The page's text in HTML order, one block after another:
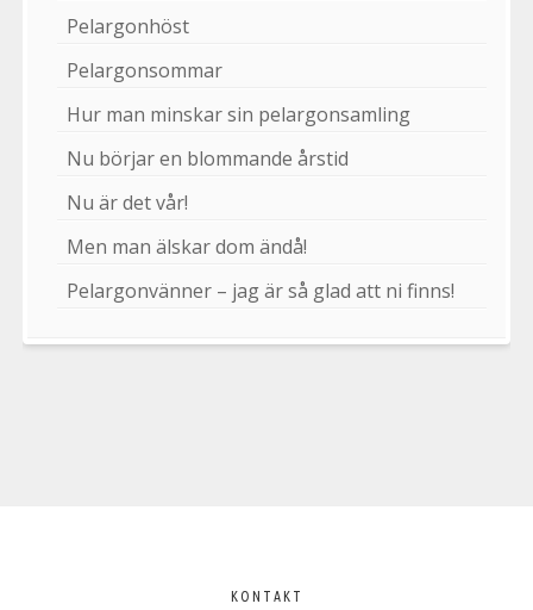
Pelargonhöst
Pelargonsommar
Hur man minskar sin pelargonsamling
Nu börjar en blommande årstid
Nu är det vår!
Men man älskar dom ändå!
Pelargonvänner – jag är så glad att ni finns!
KONTAKT